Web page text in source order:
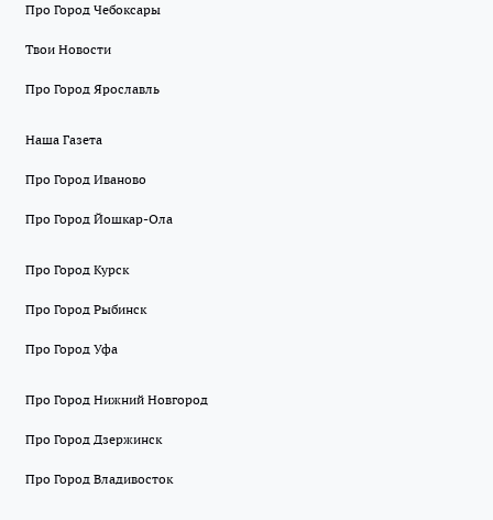
Про Город Чебоксары
Твои Новости
Про Город Ярославль
Наша Газета
Про Город Иваново
Про Город Йошкар-Ола
Про Город Курск
Про Город Рыбинск
Про Город Уфа
Про Город Нижний Новгород
Про Город Дзержинск
Про Город Владивосток